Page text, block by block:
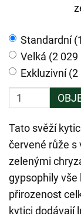
Standardní
Velká (2 029
Exkluzivní (2
Tato svěží
červené růže s
zelenými
gypsophily vše
přirozenost
kytici dodávají